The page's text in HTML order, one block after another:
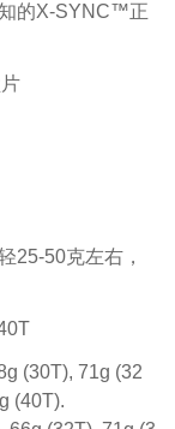
的X-SYNC™正
25-50克左右，
(30T), 71g (32
(40T).